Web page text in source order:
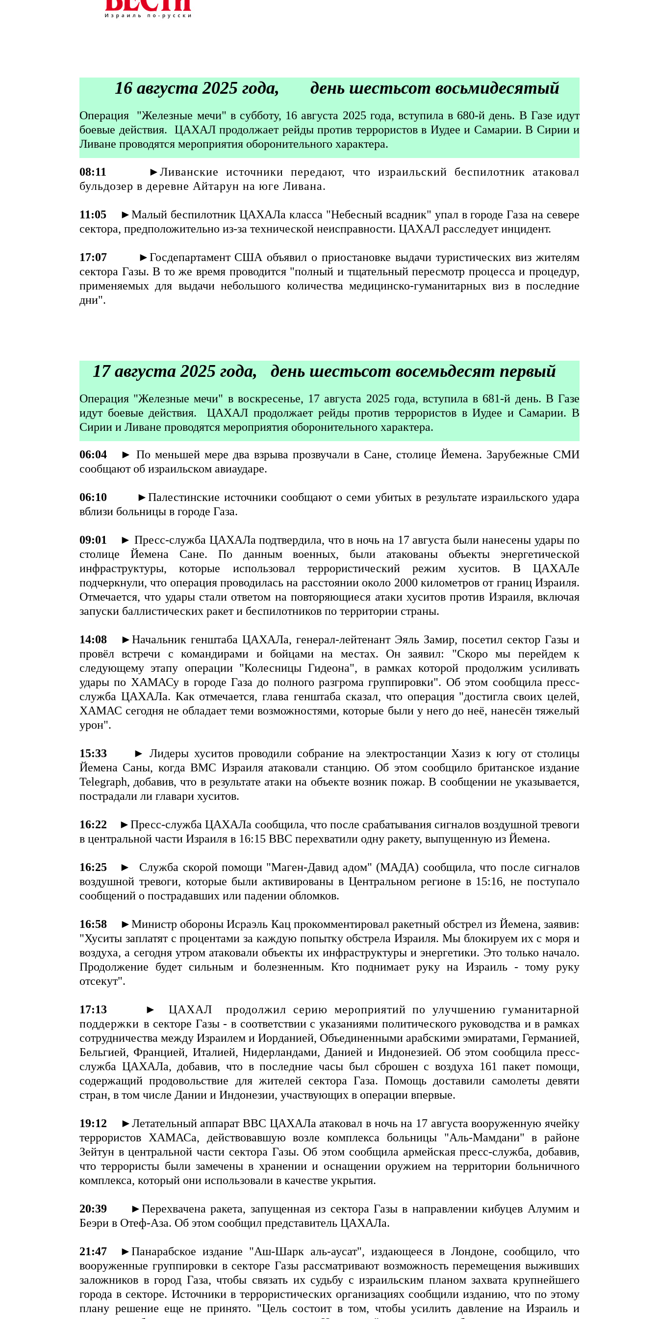
16 августа 2025 года, день шестьсот восьмидесятый
Операция "Железные мечи" в субботу, 16 августа 2025 года, вступила в 680-й день. В Газе идут
боевые действия. ЦАХАЛ продолжает рейды против террористов в Иудее и Самарии. В Сирии и
Ливане проводятся мероприятия оборонительного характера.
08:11 ►Ливанские источники передают, что израильский беспилотник атаковал
бульдозер в деревне Айтарун на юге Ливана.
11:05
►Малый беспилотник ЦАХАЛа класса "Небесный всадник" упал в городе Газа на севере
сектора, предположительно из-за технической неисправности. ЦАХАЛ расследует инцидент.
17:07
►Госдепартамент США объявил о приостановке выдачи туристических виз жителям
сектора Газы. В то же время проводится "полный и тщательный пересмотр процесса и процедур,
применяемых для выдачи небольшого количества медицинско-гуманитарных виз в последние
дни".
17 августа 2025 года, день шестьсот восемьдесят первый
Операция "Железные мечи" в воскресенье, 17 августа 2025 года, вступила в 681-й день. В Газе
идут боевые действия. ЦАХАЛ продолжает рейды против террористов в Иудее и Самарии. В
Сирии и Ливане проводятся мероприятия оборонительного характера.
06:04
► По меньшей мере два взрыва прозвучали в Сане, столице Йемена. Зарубежные СМИ
сообщают об израильском авиаударе.
06:10
►Палестинские источники сообщают о семи убитых в результате израильского удара
вблизи больницы в городе Газа.
09:01
► Пресс-служба ЦАХАЛа подтвердила, что в ночь на 17 августа были нанесены удары по
столице Йемена Сане. По данным военных, были атакованы объекты энергетической
инфраструктуры, которые использовал террористический режим хуситов. В ЦАХАЛе
подчеркнули, что операция проводилась на расстоянии около 2000 километров от границ Израиля.
Отмечается, что удары стали ответом на повторяющиеся атаки хуситов против Израиля, включая
запуски баллистических ракет и беспилотников по территории страны.
14:08
►Начальник генштаба ЦАХАЛа, генерал-лейтенант Эяль Замир, посетил сектор Газы и
провёл встречи с командирами и бойцами на местах. Он заявил: "Скоро мы перейдем к
следующему этапу операции "Колесницы Гидеона", в рамках которой продолжим усиливать
удары по ХАМАСу в городе Газа до полного разгрома группировки". Об этом сообщила пресс-
служба ЦАХАЛа. Как отмечается, глава генштаба сказал, что операция "достигла своих целей,
ХАМАС сегодня не обладает теми возможностями, которые были у него до неё, нанесён тяжелый
урон".
15:33
► Лидеры хуситов проводили собрание на электростанции Хазиз к югу от столицы
Йемена Саны, когда ВМС Израиля атаковали станцию. Об этом сообщило британское издание
Telegraph, добавив, что в результате атаки на объекте возник пожар. В сообщении не указывается,
пострадали ли главари хуситов.
16:22
►Пресс-служба ЦАХАЛа сообщила, что после срабатывания сигналов воздушной тревоги
в центральной части Израиля в 16:15 ВВС перехватили одну ракету, выпущенную из Йемена.
16:25
► Служба скорой помощи "Маген-Давид адом" (МАДА) сообщила, что после сигналов
воздушной тревоги, которые были активированы в Центральном регионе в 15:16, не поступало
сообщений о пострадавших или падении обломков.
16:58
►Министр обороны Исраэль Кац прокомментировал ракетный обстрел из Йемена, заявив:
"Хуситы заплатят с процентами за каждую попытку обстрела Израиля. Мы блокируем их с моря и
воздуха, а сегодня утром атаковали объекты их инфраструктуры и энергетики. Это только начало.
Продолжение будет сильным и болезненным. Кто поднимает руку на Израиль - тому руку
отсекут".
17:13 ►ЦАХАЛ продолжил серию мероприятий по улучшению гуманитарной
поддержки в секторе Газы - в соответствии с указаниями политического руководства и в рамках
сотрудничества между Израилем и Иорданией, Объединенными арабскими эмиратами, Германией,
Бельгией, Францией, Италией, Нидерландами, Данией и Индонезией. Об этом сообщила пресс-
служба ЦАХАЛа, добавив, что в последние часы был сброшен с воздуха 161 пакет помощи,
содержащий продовольствие для жителей сектора Газа. Помощь доставили самолеты девяти
стран, в том числе Дании и Индонезии, участвующих в операции впервые.
19:12
►Летательный аппарат ВВС ЦАХАЛа атаковал в ночь на 17 августа вооруженную ячейку
террористов ХАМАСа, действовавшую возле комплекса больницы "Аль-Мамдани" в районе
Зейтун в центральной части сектора Газы. Об этом сообщила армейская пресс-служба, добавив,
что террористы были замечены в хранении и оснащении оружием на территории больничного
комплекса, который они использовали в качестве укрытия.
20:39
►Перехвачена ракета, запущенная из сектора Газы в направлении кибуцев Алумим и
Беэри в Отеф-Аза. Об этом сообщил представитель ЦАХАЛа.
21:47
►Панарабское издание "Аш-Шарк аль-аусат", издающееся в Лондоне, сообщило, что
вооруженные группировки в секторе Газы рассматривают возможность перемещения выживших
заложников в город Газа, чтобы связать их судьбу с израильским планом захвата крупнейшего
города в секторе. Источники в террористических организациях сообщили изданию, что по этому
плану решение еще не принято. "Цель состоит в том, чтобы усилить давление на Израиль и